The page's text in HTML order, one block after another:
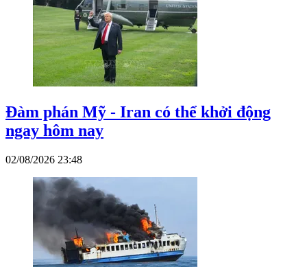
Đàm phán Mỹ - Iran có thể khởi động
ngay hôm nay
02/08/2026 23:48